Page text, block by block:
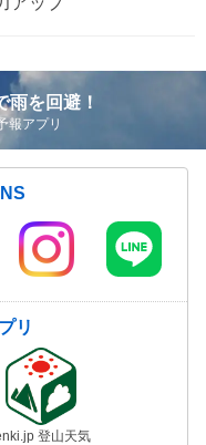
雨を回避！
アプリ
リ
登山天気